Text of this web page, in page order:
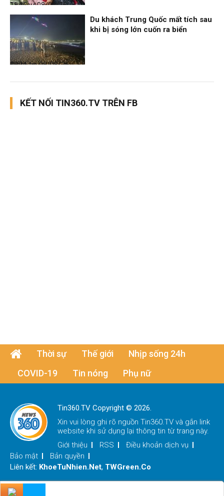
Thời sự
08/08/26, 13:13
Điểm tin
08/08/26, 13:11
Du khách Trung Quốc mất tích sau
khi bị sóng lớn cuốn ra biển
KẾT NỐI TIN360.TV TRÊN FB
Thời sự Thế giới
Nhịp sống 24h
COVID-19
Tin nóng Phụ nữ
Tin360.TV Copyright © 2026.
Xin vui lòng ghi rõ nguồn Tin360.TV và gắn link
website khi sử dụng lại thông tin từ trang này.
Giới thiệu
RSS
Điều khoản dịch vụ
Bảo mật
Bản quyền
Liên kết: KhoeTuNhien.Net, TWGreen.Co
x